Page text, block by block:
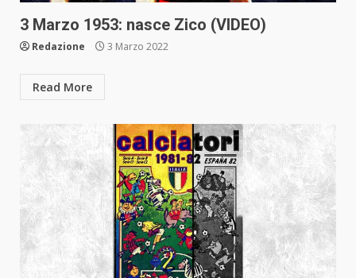
3 Marzo 1953: nasce Zico (VIDEO)
Redazione 3 Marzo 2022
Read More